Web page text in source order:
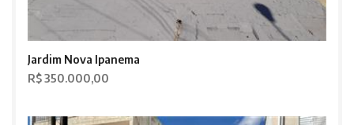
Jardim Nova Ipanema
R$ 350.000,00